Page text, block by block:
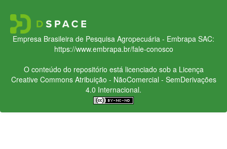
Empresa Brasileira de Pesquisa Agropecuária - Embrapa SAC:
https://www.embrapa.br/fale-conosco
O conteúdo do repositório está licenciado sob a Licença
Creative CommonsAtribuição - NãoComercial - SemDerivações
4.0 Internacional.